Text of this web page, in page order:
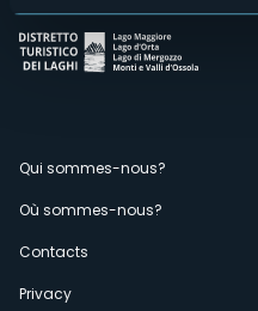
Menù
secondario
Qui sommes-nous?
Où sommes-nous?
Contacts
Privacy